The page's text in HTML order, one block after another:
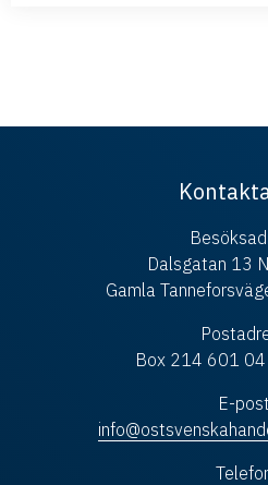
Dalsgatan 13
Gamla
Box 214 601 04
E-post